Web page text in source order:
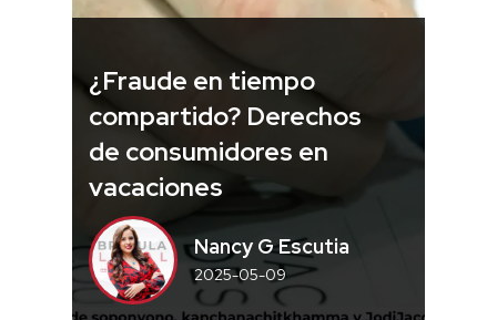
¿Fraude en tiempo
compartido? Derechos
de consumidores en
vacaciones
Nancy G Escutia
2025-05-09